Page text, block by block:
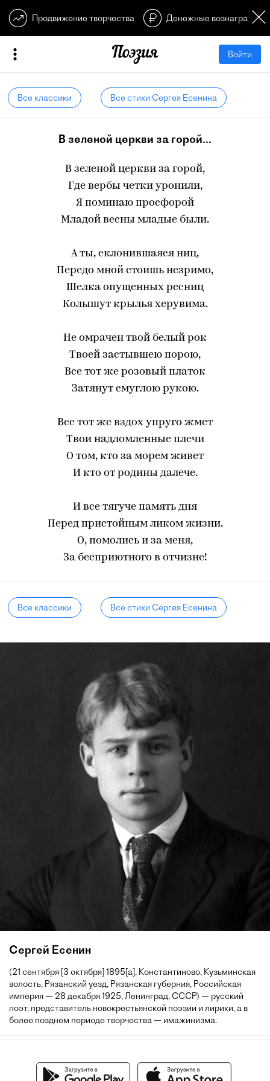
Продвижение творчества Денежные
Войти
Все классики Все стихи Сергея Есенина
В зеленой церкви за горой...
В зеленой церкви за горой,
Где вербы четки уронили,
Я поминаю просфорой
Младой весны младые были.
А ты, склонившаяся ниц,
Передо мной стоишь незримо,
Шелка опущенных ресниц
Колышут крылья херувима.
Не омрачен твой белый рок
Твоей застывшею порою,
Все тот же розовый платок
Затянут смуглою рукою.
Все тот же вздох упруго жмет
Твои надломленные плечи
О том, кто за морем живет
И кто от родины далече.
И все тягуче память дня
Перед пристойным ликом жизни.
О, помолись и за меня,
За бесприютного в отчизне!
Все классики Все стихи Сергея Есенина
Сергей Есенин
(21 сентября [3 октября] 1895[a], Константиново, Кузьминская
волость, Рязанский уезд, Рязанская губерния, Российская
империя — 28 декабря 1925, Ленинград, СССР) — русский
поэт, представитель новокрестьянской поэзии и лирики, а в
более позднем периоде творчества — имажинизма.